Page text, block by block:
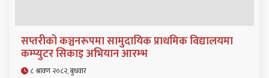
सप्तरीको कञ्चनरूपमा सामुदायिक प्राथमिक विद्यालयमा
कम्प्युटर सिकाइ अभियान आरम्भ
८ श्रावण २०८२, बुधवार